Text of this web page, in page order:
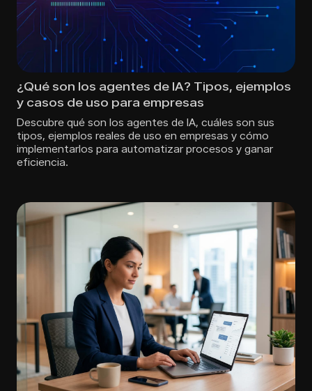
¿Qué son los agentes de IA? Tipos, ejemplos
y casos de uso para empresas
Descubre qué son los agentes de IA, cuáles son sus
tipos, ejemplos reales de uso en empresas y cómo
implementarlos para automatizar procesos y ganar
eficiencia.